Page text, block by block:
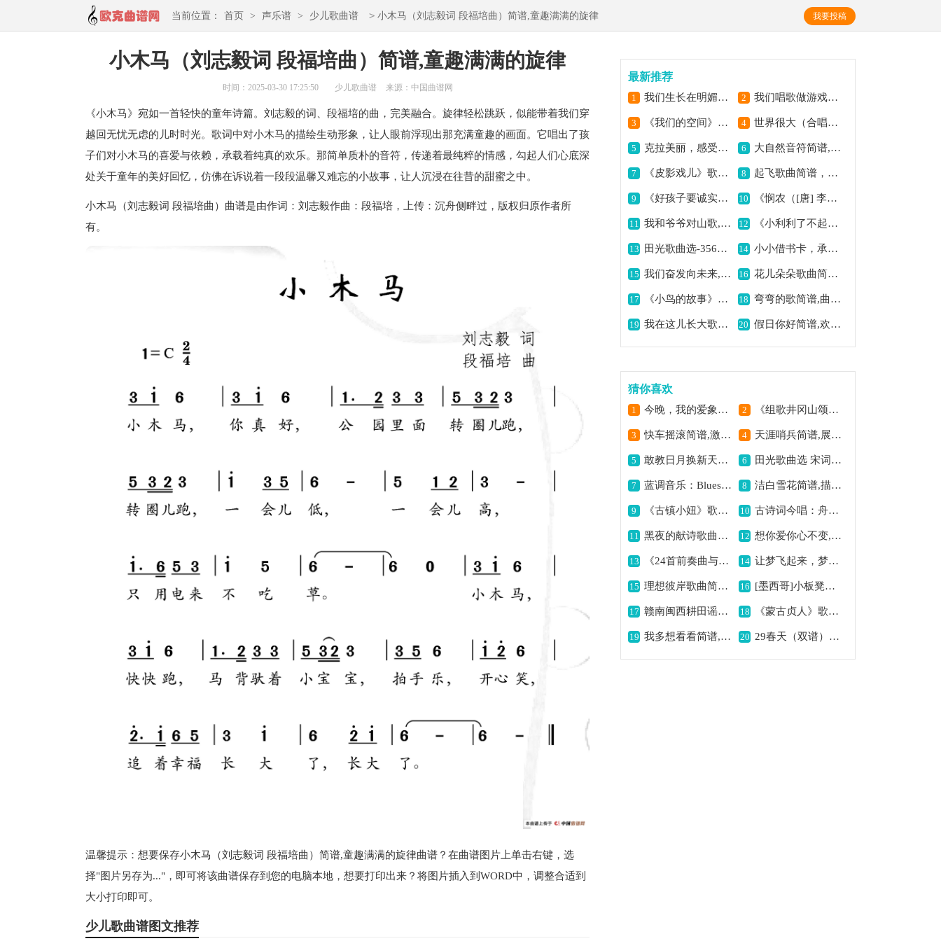
当前位置： 首页 > 声乐谱 > 少儿歌曲谱 > 小木马（刘志毅词 段福培曲）简谱,童趣满满的旋律 我要投稿
小木马（刘志毅词 段福培曲）简谱,童趣满满的旋律
时间：2025-03-30 17:25:50 少儿歌曲谱 来源：中国曲谱网
《小木马》宛如一首轻快的童年诗篇。刘志毅的词、段福培的曲，完美融合。旋律轻松跳跃，似能带着我们穿
越回无忧无虑的儿时时光。歌词中对小木马的描绘生动形象，让人眼前浮现出那充满童趣的画面。它唱出了孩
子们对小木马的喜爱与依赖，承载着纯真的欢乐。那简单质朴的音符，传递着最纯粹的情感，勾起人们心底深
处关于童年的美好回忆，仿佛在诉说着一段段温馨又难忘的小故事，让人沉浸在往昔的甜蜜之中。
小木马（刘志毅词 段福培曲）曲谱是由作词：刘志毅作曲：段福培，上传：沉舟侧畔过，版权归原作者所
有。
温馨提示：想要保存小木马（刘志毅词 段福培曲）简谱,童趣满满的旋律曲谱？在曲谱图片上单击右键，选
择"图片另存为..."，即可将该曲谱保存到您的电脑本地，想要打印出来？将图片插入到WORD中，调整合适到
大小打印即可。
少儿歌曲谱图文推荐
最新推荐
1 我们生长在明媚春天,展现青春蓬勃气息 2 我们唱歌做游戏简谱,欢快互动好旋律
3 《我们的空间》歌曲简谱,描绘别样空间意境 4 世界很大（合唱）简谱,唱出广阔天地之感
5 克拉美丽，感受别样风情, 6 大自然音符简谱,谱写自然之美
7 《皮影戏儿》歌曲简谱,展现独特戏曲魅力 8 起飞歌曲简谱，展现飞翔之意,
9 《好孩子要诚实》歌曲简谱,传递诚实美好品德 10 《悯农（[唐] 李绅词 颂今曲）》歌曲简谱,展现农民劳作艰辛
11 我和爷爷对山歌,质朴情感共传唱 12 《小利利了不起》歌曲简谱,独特风格的歌曲
13 田光歌曲选-356黄昏简谱,少年黄昏时的吟唱 14 小小借书卡，承载知识情,
15 我们奋发向未来,展现激昂奋进之情 16 花儿朵朵歌曲简谱,清新悠扬的旋律
17 《小鸟的故事》歌曲简谱,谱写小鸟灵动故事 18 弯弯的歌简谱,曲调悠扬动人
19 我在这儿长大歌曲简谱,展现独特成长印记 20 假日你好简谱,欢快氛围满溢
猜你喜欢
1 今晚，我的爱象雪花歌曲简谱,爱意如雪般浪漫 2 《组歌井冈山颂〔七〕星火燎原》歌曲简谱,展现革命星火燎原之势
3 快车摇滚简谱,激情动感之作 4 天涯哨兵简谱,展现戍边风采
5 敢教日月换新天歌曲简谱,展现时代新风貌 6 田光歌曲选 宋词传情成一家
7 蓝调音乐：Blues Around My Bed歌曲简谱,独特蓝调韵味十足 8 洁白雪花简谱,描绘冬日纯净美
9 《古镇小妞》歌曲简谱,展现古镇小妞风情 10 古诗词今唱：舟夜书所见简谱,展现江上夜景
11 黑夜的献诗歌曲简谱,感受黑暗中的诗意 12 想你爱你心不变,深情爱意永相随
13 《24首前奏曲与赋格·14》钢琴谱,感受巴赫音乐魅力 14 让梦飞起来，梦想启航之曲,
15 理想彼岸歌曲简谱,追寻梦想之音 16 [墨西哥]小板凳歌曲简谱,充满异域风情之作
17 赣南闽西耕田谣简谱,展现红色农忙情 18 《蒙古贞人》歌曲简谱,展现蒙古风情
19 我多想看看简谱,唱出心中渴望 20 29春天（双谱）歌曲简谱,描绘春日之美好